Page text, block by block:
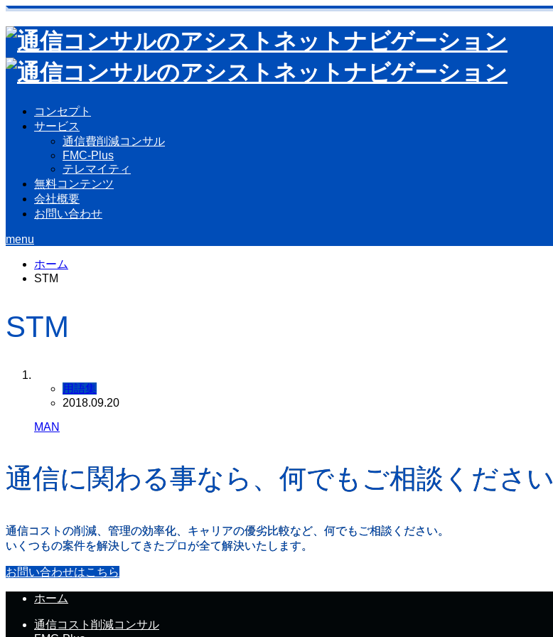
コンセプト
サービス
通信費削減コンサル
FMC-Plus
テレマイティ
無料コンテンツ
会社概要
お問い合わせ
menu
ホーム
STM
STM
用語集
2018.09.20
MAN
通信に関わる事なら、何でもご相談ください
通信コストの削減、管理の効率化、キャリアの優劣比較など、何でもご相談ください。
いくつもの案件を解決してきたプロが全て解決いたします。
お問い合わせはこちら
ホーム
通信コスト削減コンサル